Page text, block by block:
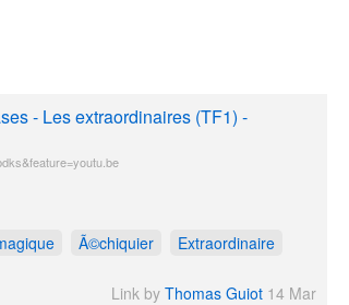
- Les extraordinaires (TF1) -
Ã©chiquier
Extraordinaire
Link by Thomas Guiot 14 Mar